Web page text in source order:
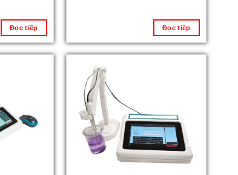
Đọc tiếp Đọc tiếp